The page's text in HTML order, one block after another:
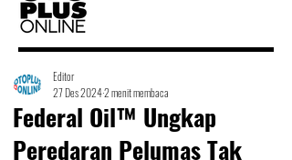
Federal Oil™ Ungkap
Peredaran Pelumas Tak
Editor
27 Des 20242 menit membaca